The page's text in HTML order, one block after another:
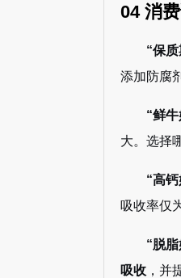
04 消
“保
添加防腐
“鲜
大。选择
“高
吸收率仅
“脱
吸收 ，并